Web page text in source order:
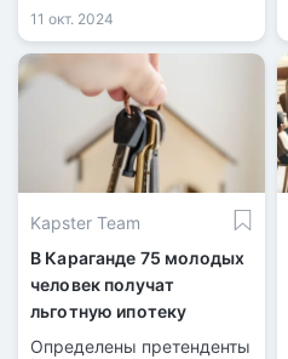
рынке жилья выросли на
5%, на первичном рынке –
на 2%, а арендная плата
увеличились на 8,4%.
11 окт. 2024
Kapster Team
В Караганде 75 молодых
человек получат
льготную ипотеку
Определены претенденты